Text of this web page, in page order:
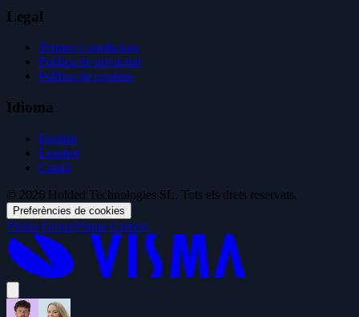
Legal
Termes i condicions
Política de privacitat
Política de cookies
Idioma
English
Español
Català
© 2026 Holded Technologies SL. Tots els drets reservats.
Preferències de cookies
Visma GroupVisma Careers